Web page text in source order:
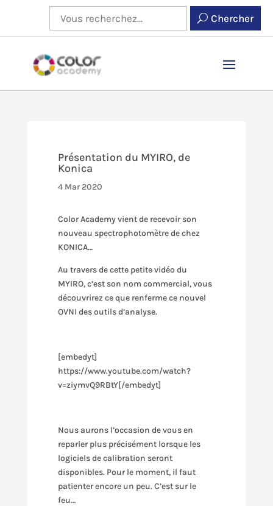
Chercher
Présentation du MYIRO, de
Konica
4 Mar 2020
Color Academy vient de recevoir son
nouveau spectrophotomètre de chez
KONICA…
Au travers de cette petite vidéo du
MYIRO, c’est son nom commercial, vous
découvrirez ce que renferme ce nouvel
OVNI des outils d’analyse.
[embedyt]
https://www.youtube.com/watch?
v=ziymvQ9RBtY[/embedyt]
Nous aurons l’occasion de vous en
reparler plus précisément lorsque les
logiciels de calibration seront
disponibles. Pour le moment, il faut
patienter encore un peu. C’est sur le
feu…